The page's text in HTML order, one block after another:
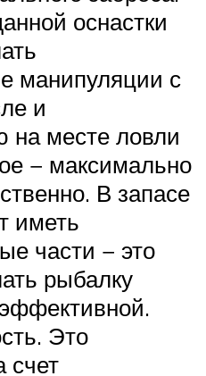
оснастки
манипуляции с
и
на месте ловли
− максимально
В запасе
иметь
части − это
рыбалку
Это
счет